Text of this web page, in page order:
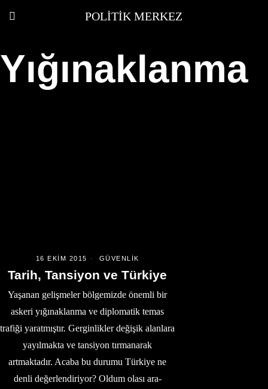
POLITIK MERKEZ
Yığınaklanma
16 EKIM 2015 GÜVENLIK
Tarih, Tansiyon ve Türkiye
Yaşanan gelişmeler bölgemizde önemli bir
askeri yığınaklanma ve diplomatik temas
trafiği yaratmıştır. Gerginlikler değişik alanlara
yayılmakta ve tansiyon tırmanarak
artmaktadır. Acaba bu durumu Türkiye ne
denli değerlendiriyor? Oldum olası ara-